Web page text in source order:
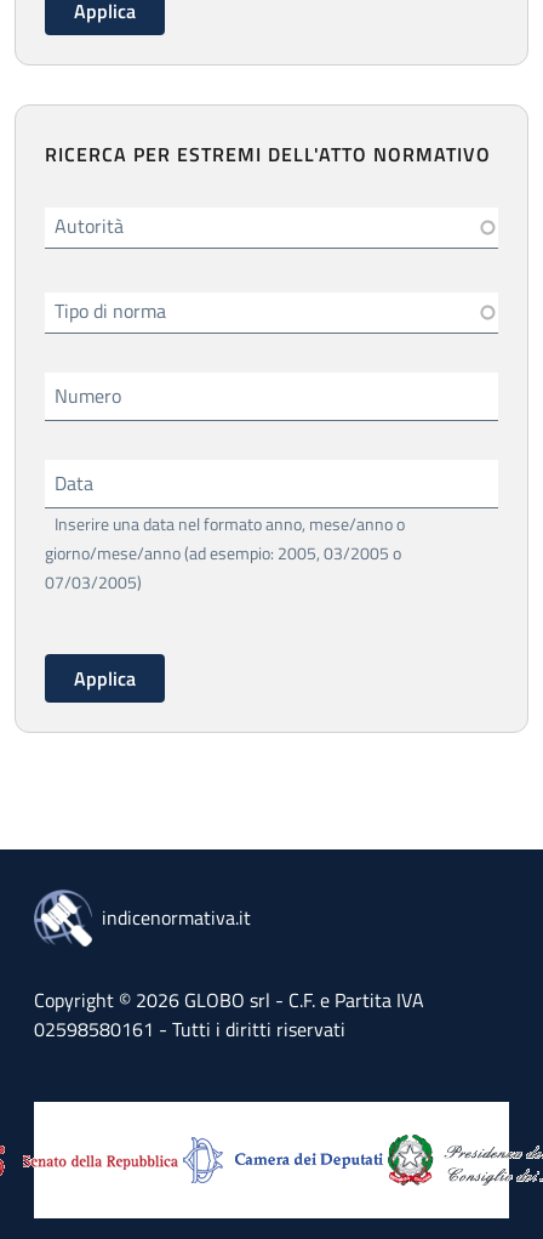
RICERCA PER ESTREMI DELL'ATTO NORMATIVO
Autorità
Tipo di norma
Numero
Data
Inserire una data nel formato anno, mese/anno o
giorno/mese/anno (ad esempio: 2005, 03/2005 o
07/03/2005)
indicenormativa.it
Copyright © 2026 GLOBO srl - C.F. e Partita IVA
02598580161 - Tutti i diritti riservati